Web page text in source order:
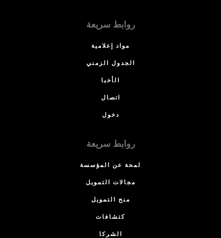
روابط سريعة
مواد إعلامية
الجدول الزمني
الأخبا
اتصال
دخول
روابط سريعة
لمحة عن المؤسسة
مجالات التمويل
منح التمويل
كتشافات
الشركا